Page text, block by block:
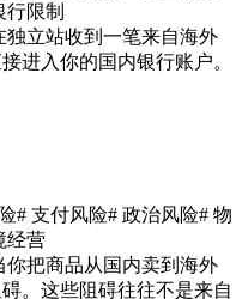
行限制
立站收到一笔来自海外
进入你的国内银行账户。
# 支付风险# 政治风险# 物
经营
把商品从国内卖到海外
。这些阻碍往往不是来自